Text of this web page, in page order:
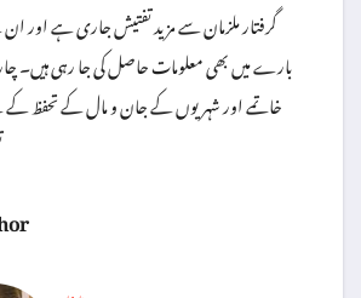
گرفتار ملزمان سے مزید تفتیش جاری ہے اور
بارے میں بھی معلومات حاصل کی جا رہی ہیں۔
خاتمے اور شہریوں کے جان و مال کے تحفظ کے